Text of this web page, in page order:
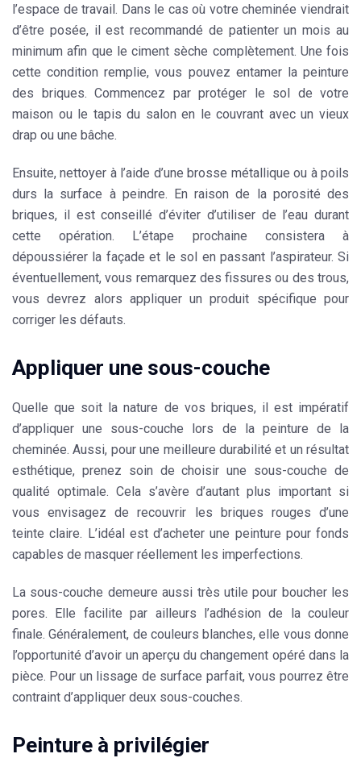
l’espace de travail. Dans le cas où votre cheminée viendrait
d’être posée, il est recommandé de patienter un mois au
minimum afin que le ciment sèche complètement. Une fois
cette condition remplie, vous pouvez entamer la peinture
des briques. Commencez par protéger le sol de votre
maison ou le tapis du salon en le couvrant avec un vieux
drap ou une bâche.
Ensuite, nettoyer à l’aide d’une brosse métallique ou à poils
durs la surface à peindre. En raison de la porosité des
briques, il est conseillé d’éviter d’utiliser de l’eau durant
cette opération. L’étape prochaine consistera à
dépoussiérer la façade et le sol en passant l’aspirateur. Si
éventuellement, vous remarquez des fissures ou des trous,
vous devrez alors appliquer un produit spécifique pour
corriger les défauts.
Appliquer une sous-couche
Quelle que soit la nature de vos briques, il est impératif
d’appliquer une sous-couche lors de la peinture de la
cheminée. Aussi, pour une meilleure durabilité et un résultat
esthétique, prenez soin de choisir une sous-couche de
qualité optimale. Cela s’avère d’autant plus important si
vous envisagez de recouvrir les briques rouges d’une
teinte claire. L’idéal est d’acheter une peinture pour fonds
capables de masquer réellement les imperfections.
La sous-couche demeure aussi très utile pour boucher les
pores. Elle facilite par ailleurs l’adhésion de la couleur
finale. Généralement, de couleurs blanches, elle vous donne
l’opportunité d’avoir un aperçu du changement opéré dans la
pièce. Pour un lissage de surface parfait, vous pourrez être
contraint d’appliquer deux sous-couches.
Peinture à privilégier